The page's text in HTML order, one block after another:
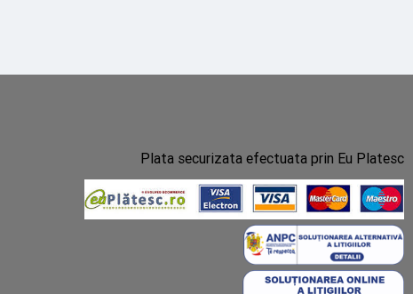
Plata securizata efectuata prin Eu Platesc